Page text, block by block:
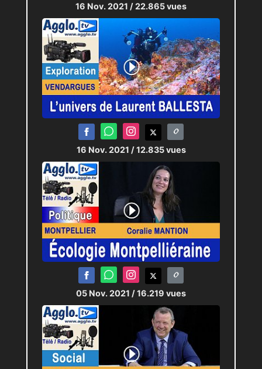
16 Nov. 2021 / 22.865 vues
16 Nov. 2021 / 12.835 vues
05 Nov. 2021 / 16.219 vues